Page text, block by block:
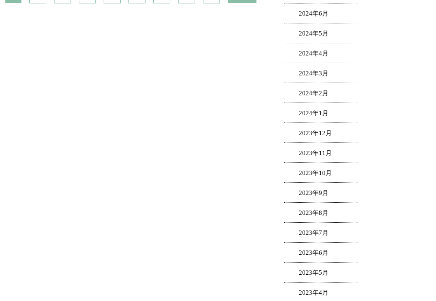
2024年6月
2024年5月
2024年4月
2024年3月
2024年2月
2024年1月
2023年12月
2023年11月
2023年10月
2023年9月
2023年8月
2023年7月
2023年6月
2023年5月
2023年4月